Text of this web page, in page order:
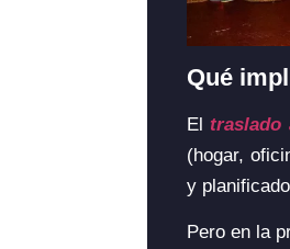
Qué
El traslado
(hogar,
y
Pero en la